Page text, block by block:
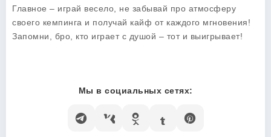
Главное – играй весело, не забывай про атмосферу
своего кемпинга и получай кайф от каждого мгновения!
Запомни, бро, кто играет с душой – тот и выигрывает!
Мы в социальных сетях: